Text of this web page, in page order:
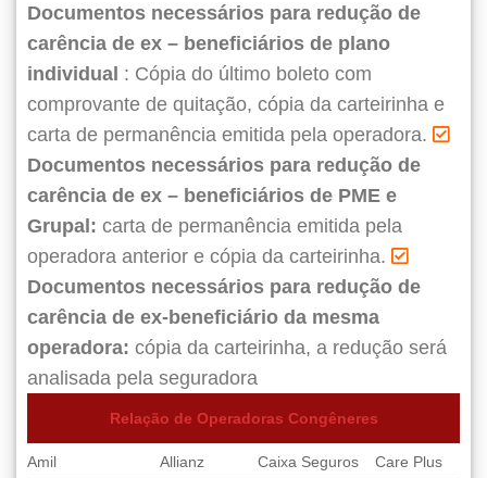
Documentos necessários para redução de
carência de ex – beneficiários de plano
individual : Cópia do último boleto com
comprovante de quitação, cópia da carteirinha e
carta de permanência emitida pela operadora.
Documentos necessários para redução de
carência de ex – beneficiários de PME e
Grupal: carta de permanência emitida pela
operadora anterior e cópia da carteirinha.
Documentos necessários para redução de
carência de ex-beneficiário da mesma
operadora: cópia da carteirinha, a redução será
analisada pela seguradora
Relação de Operadoras Congêneres
Amil Allianz Caixa Seguros Care Plus